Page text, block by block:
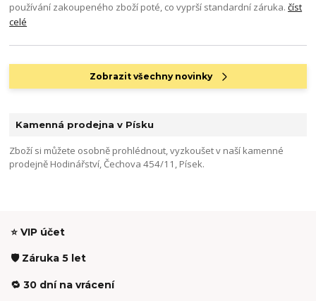
používání zakoupeného zboží poté, co vyprší standardní záruka.číst
celé
Zobrazit všechny novinky
Kamenná prodejna v Písku
Zboží si můžete osobně prohlédnout, vyzkoušet v naší kamenné
prodejně Hodinářství, Čechova 454/11, Písek.
⭐ VIP účet
🛡️ Záruka 5 let
🔁 30 dní na vrácení